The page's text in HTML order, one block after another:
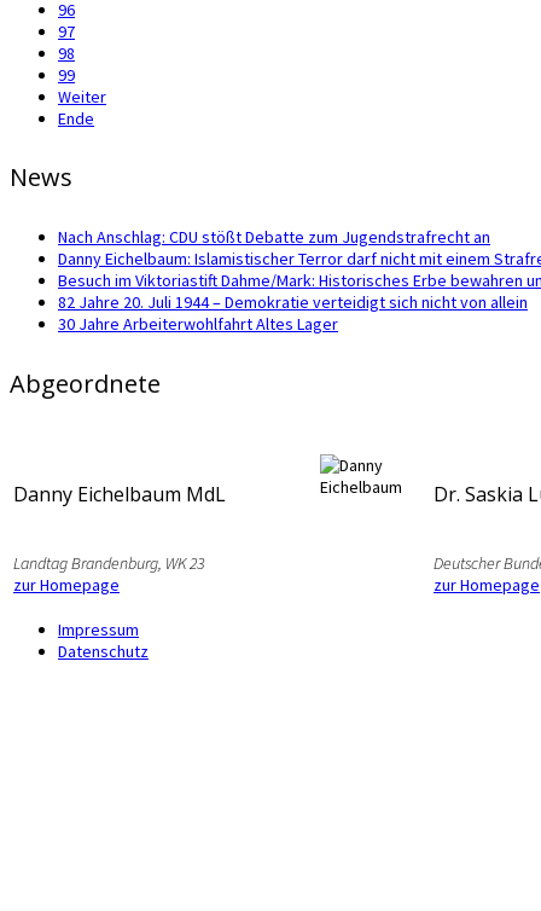
96
97
98
99
Weiter
Ende
News
Nach Anschlag: CDU stößt Debatte zum Jugendstrafrecht an
Danny Eichelbaum: Islamistischer Terror darf nicht mit einem
Besuch im Viktoriastift Dahme/Mark: Historisches Erbe bewahren
82 Jahre 20. Juli 1944 – Demokratie verteidigt sich nicht von allein
30 Jahre Arbeiterwohlfahrt Altes Lager
Abgeordnete
Danny Eichelbaum MdL
Landtag Brandenburg, WK 23
zur Homepage
Dr. Saskia
Deutscher
zur Homepage
Impressum
Datenschutz